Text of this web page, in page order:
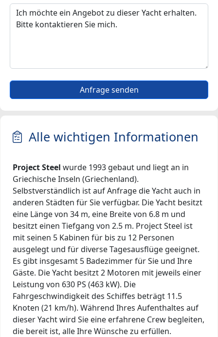
Anfrage senden
Alle wichtigen Informationen
Project Steel wurde 1993 gebaut und liegt an in
Griechische Inseln (Griechenland).
Selbstverständlich ist auf Anfrage die Yacht auch in
anderen Städten für Sie verfügbar. Die Yacht besitzt
eine Länge von 34 m, eine Breite von 6.8 m und
besitzt einen Tiefgang von 2.5 m. Project Steel ist
mit seinen 5 Kabinen für bis zu 12 Personen
ausgelegt und für diverse Tagesausflüge geeignet.
Es gibt insgesamt 5 Badezimmer für Sie und Ihre
Gäste. Die Yacht besitzt 2 Motoren mit jeweils einer
Leistung von 630 PS (463 kW). Die
Fahrgeschwindigkeit des Schiffes beträgt 11.5
Knoten (21 km/h). Während Ihres Aufenthaltes auf
dieser Yacht wird Sie eine erfahrene Crew begleiten,
die bereit ist, alle Ihre Wünsche zu erfüllen.